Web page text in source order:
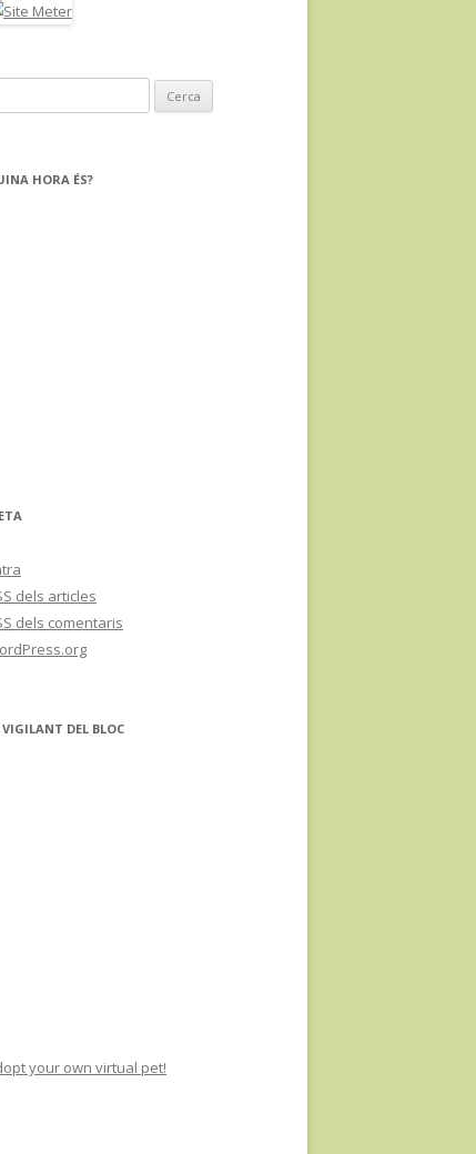
HORA ÉS?
dels articles
dels comentaris
VIGILANT DEL BLOC
your own virtual pet!